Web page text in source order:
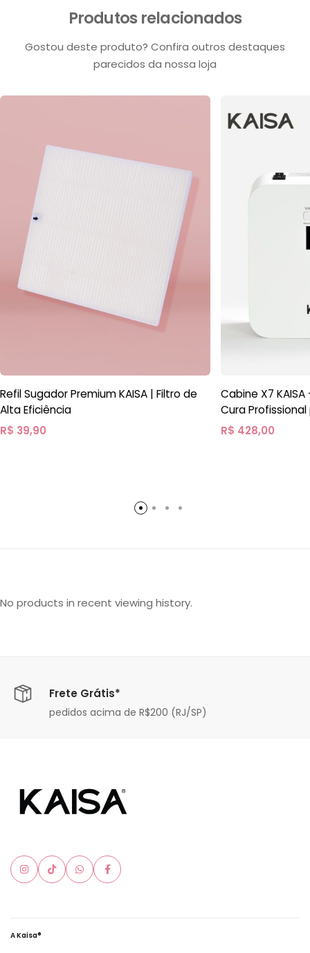
Produtos relacionados
Gostou deste produto? Confira outros destaques
parecidos da nossa loja
Refil Sugador Premium KAISA | Filtro de
Alta Eficiência
R$ 39,90
Cabine X7
Cura
R$ 428,00
No products in recent viewing history.
Frete Grátis*
pedidos acima de R$200 (RJ/SP)
A Kaisa®